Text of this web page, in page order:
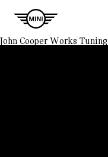
John Cooper Works Tuning